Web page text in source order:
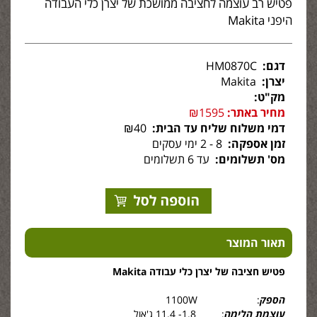
היפני Makita
דגם:
יצרן:
מק"ט:
מחיר באתר: ₪1595
דמי משלוח שליח עד הבית:
זמן אספקה:
מס' תשלומים: עד 6 תשלומים
תאור המוצר
פטיש חציבה של יצרן כלי עבודה Makita
הספק: 1100W
עוצמת הלימה: 1.8- 11.4 ג'אול